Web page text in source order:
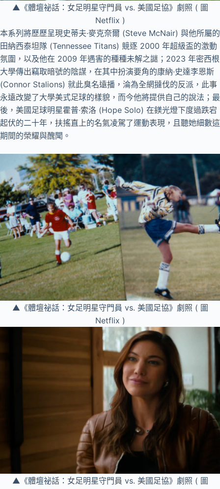
▲《體壇祕話：女足明星守門員 vs. 美國足協》劇照 ( 圖
Netflix )
本系列將歷歷呈現史蒂夫·麥克奈爾 (Steve McNair) 與他所屬的
田納西泰坦隊 (Tennessee Titans) 競逐 2000 年超級盃的激動
氛圍，以及他在 2009 年遇害的種種未解之謎；2023 年密西根
大學傳出竊取暗號的陰謀，在其中扮演要角的康納·史達李恩斯
(Connor Stalions) 就此臭名遠播，淪為全網撻伐的反派，此事
永遠改變了大學美式足球的樣貌，而今他將提供自己的說法；最
後，美國足球明星霍普·索洛 (Hope Solo) 在鎂光燈下度過跌宕
起伏的二十年，扶搖直上的名氣凌駕了運動表現，且聽她細數這
期間的榮耀與醜聞。
▲《體壇祕話：女足明星守門員 vs. 美國足協》劇照 ( 圖
Netflix )
▲《體壇祕話：女足明星守門員 vs. 美國足協》劇照 ( 圖